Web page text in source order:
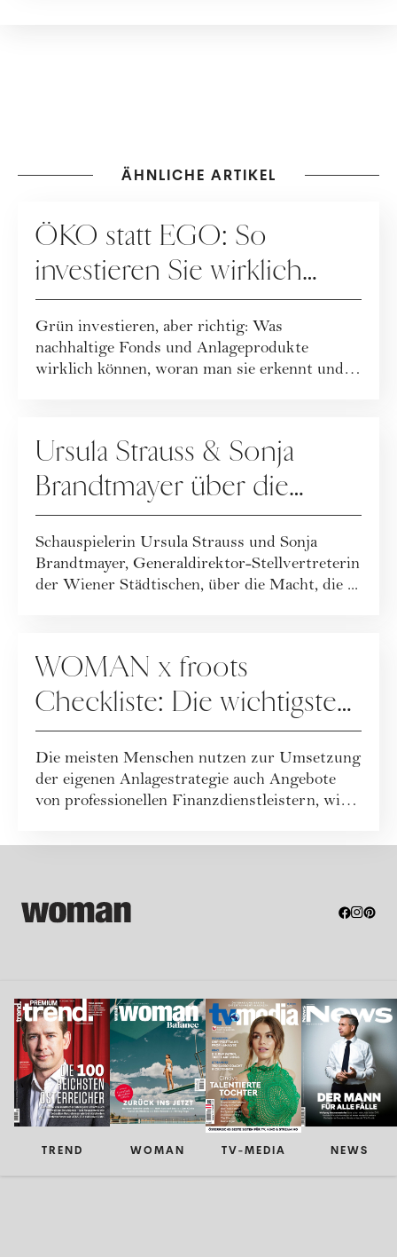
ÄHNLICHE ARTIKEL
ÖKO statt EGO: So
investieren Sie wirklich
nachhaltig
Grün investieren, aber richtig: Was
nachhaltige Fonds und Anlageprodukte
wirklich können, woran man sie erkennt und
Ursula Strauss & Sonja
Brandtmayer über die
Macht von Frauen und
Finanzen
Schauspielerin Ursula Strauss und Sonja
Brandtmayer, Generaldirektor-Stellvertreterin
der Wiener Städtischen, über die Macht, die ...
WOMAN x froots
Checkliste: Die wichtigsten
Fragen an Ihren
Finanzpartner
Die meisten Menschen nutzen zur Umsetzung
der eigenen Anlagestrategie auch Angebote
von professionellen Finanzdienstleistern, wie
TREND WOMAN TV-MEDIA NEWS